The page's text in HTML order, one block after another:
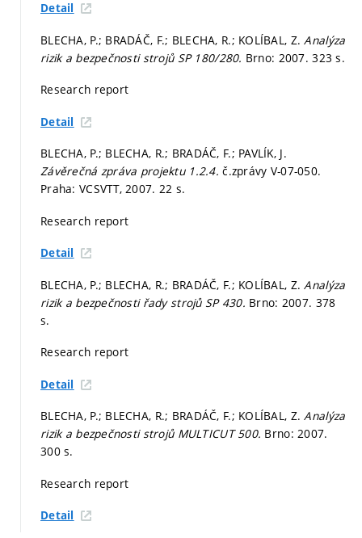
Detail
BLECHA, P.; BRADÁČ, F.; BLECHA, R.; KOLÍBAL, Z.Analýza
rizik a bezpečnosti strojů SP 180/280. Brno: 2007. 323 s.
Research report
Detail
BLECHA, P.; BLECHA, R.; BRADÁČ, F.; PAVLÍK, J.
Závěrečná zpráva projektu 1.2.4.č.zprávy V-07-050.
Praha: VCSVTT, 2007. 22 s.
Research report
Detail
BLECHA, P.; BLECHA, R.; BRADÁČ, F.; KOLÍBAL, Z.Analýza
rizik a bezpečnosti řady strojů SP 430. Brno: 2007. 378
s.
Research report
Detail
BLECHA, P.; BLECHA, R.; BRADÁČ, F.; KOLÍBAL, Z.Analýza
rizik a bezpečnosti strojů MULTICUT 500. Brno: 2007.
300 s.
Research report
Detail